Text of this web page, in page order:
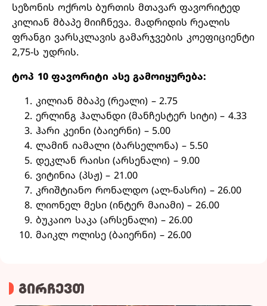
სეზონის ოქროს ბურთის მთავარ ფავორიტედ
კილიან მბაპე მიიჩნევა. მადრიდის რეალის
ფრანგი ვარსკლავის გამარჯვების კოეფიციენტი
2,75-ს უდრის.
ტოპ 10 ფავორიტი ასე გამოიყურება:
კილიან მბაპე (რეალი) – 2.75
ერლინგ ჰალანდი (მანჩესტერ სიტი) – 4.33
ჰარი კეინი (ბაიერნი) – 5.00
ლამინ იამალი (ბარსელონა) – 5.50
დეკლან რაისი (არსენალი) – 9.00
ვიტინია (პსჟ) – 21.00
კრიშტიანო რონალდო (ალ-ნასრი) – 26.00
ლიონელ მესი (ინტერ მაიამი) – 26.00
ბუკაიო საკა (არსენალი) – 26.00
მაიკლ ოლისე (ბაიერნი) – 26.00
გირჩევთ